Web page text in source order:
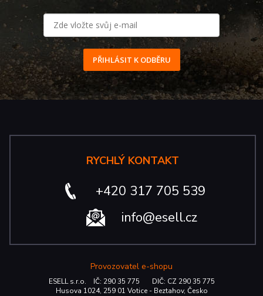
PŘIHLÁSIT K ODBĚRU
RYCHLÝ KONTAKT
+420 317 705 539
info@esell.cz
Provozovatel e-shopu
ESELL s.r.o. IČ: 290 35 775 DIČ: CZ 290 35 775
Husova 1024, 259 01 Votice - Beztahov, Česko